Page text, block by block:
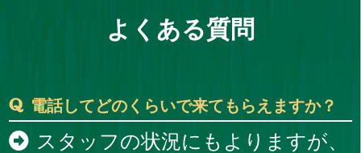
よくある質問
電話してどのくらいで来てもらえますか？
スタッフの状況にもよりますが、